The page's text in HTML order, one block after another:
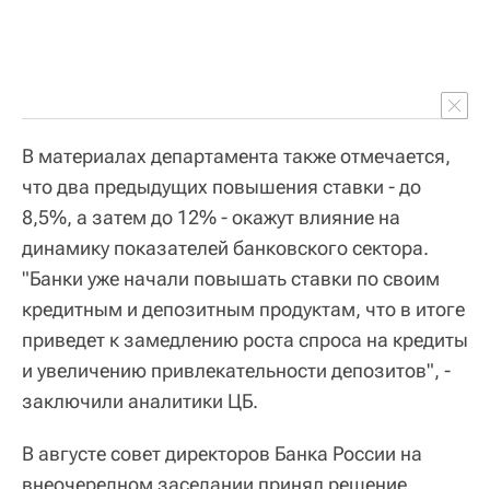
В материалах департамента также отмечается,
что два предыдущих повышения ставки - до
8,5%, а затем до 12% - окажут влияние на
динамику показателей банковского сектора.
"Банки уже начали повышать ставки по своим
кредитным и депозитным продуктам, что в итоге
приведет к замедлению роста спроса на кредиты
и увеличению привлекательности депозитов", -
заключили аналитики ЦБ.
В августе совет директоров Банка России на
внеочередном заседании принял решение